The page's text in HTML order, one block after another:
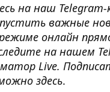
на наш
важные
онлайн
на нашем
Live.
здесь.